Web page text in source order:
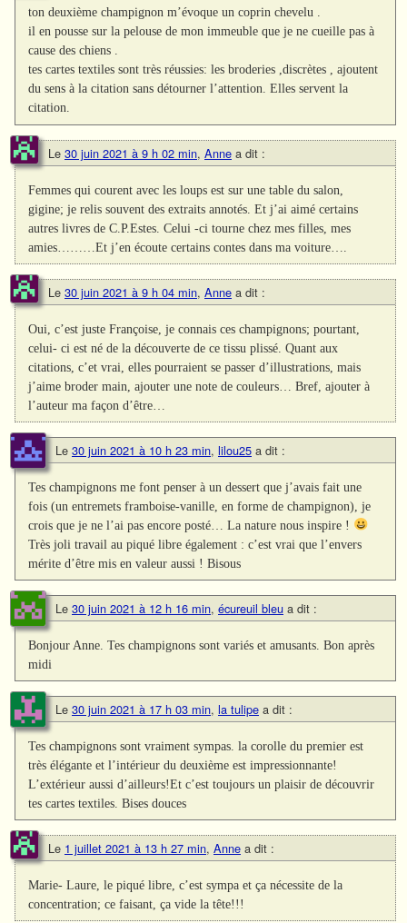
ton deuxième champignon m’évoque un coprin chevelu .
il en pousse sur la pelouse de mon immeuble que je ne cueille pas à
cause des chiens .
tes cartes textiles sont très réussies: les broderies ,discrètes , ajoutent
du sens à la citation sans détourner l’attention. Elles servent la
citation.
Le 30 juin 2021 à 9 h 02 min, Anne a dit :
Femmes qui courent avec les loups est sur une table du salon,
gigine; je relis souvent des extraits annotés. Et j’ai aimé certains
autres livres de C.P.Estes. Celui -ci tourne chez mes filles, mes
amies………Et j’en écoute certains contes dans ma voiture….
Le 30 juin 2021 à 9 h 04 min, Anne a dit :
Oui, c’est juste Françoise, je connais ces champignons; pourtant,
celui- ci est né de la découverte de ce tissu plissé. Quant aux
citations, c’et vrai, elles pourraient se passer d’illustrations, mais
j’aime broder main, ajouter une note de couleurs… Bref, ajouter à
l’auteur ma façon d’être…
Le 30 juin 2021 à 10 h 23 min, lilou25 a dit :
Tes champignons me font penser à un dessert que j’avais fait une
fois (un entremets framboise-vanille, en forme de champignon), je
crois que je ne l’ai pas encore posté… La nature nous inspire !
Très joli travail au piqué libre également : c’est vrai que l’envers
mérite d’être mis en valeur aussi ! Bisous
Le 30 juin 2021 à 12 h 16 min, écureuil bleu a dit :
Bonjour Anne. Tes champignons sont variés et amusants. Bon après
midi
Le 30 juin 2021 à 17 h 03 min, la tulipe a dit :
Tes champignons sont vraiment sympas. la corolle du premier est
très élégante et l’intérieur du deuxième est impressionnante!
L’extérieur aussi d’ailleurs!Et c’est toujours un plaisir de découvrir
tes cartes textiles. Bises douces
Le 1 juillet 2021 à 13 h 27 min, Anne a dit :
Marie- Laure, le piqué libre, c’est sympa et ça nécessite de la
concentration; ce faisant, ça vide la tête!!!